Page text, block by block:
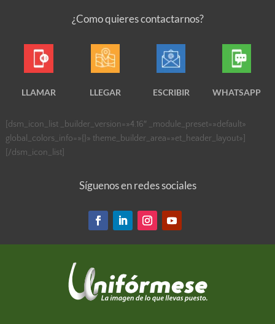
¿Como quieres contactarnos?
LLAMAR LLEGAR ESCRIBIR WHATSAPP
[dsm_icon_list _builder_version=»4.16″ _module_preset=»default»
global_colors_info=»{}» theme_builder_area=»et_header_layout»]
[/dsm_icon_list]
Síguenos en redes sociales